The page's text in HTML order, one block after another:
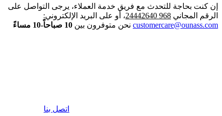
إن كنت بحاجة للتحدث مع فريق خدمة العملاء، يرجى التواصل على
الرقم المجاني 968 24442640
، أو على البريد الإلكتروني:
customercare@ounass.com نحن متوفرون بين 10 صباحاً-10 مساءً
اتصل بنا